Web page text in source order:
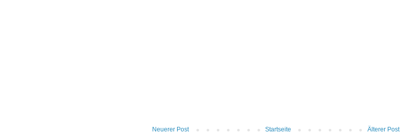
Neuerer Post Älterer Post
Startseite